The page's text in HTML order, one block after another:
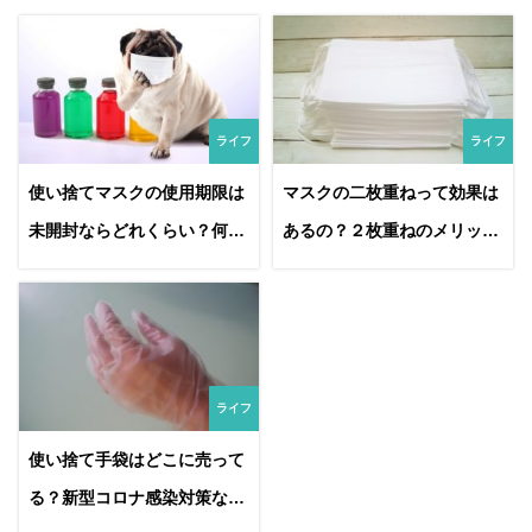
ライフ
使い捨てマスクの使用期限は
未開封ならどれくらい？何日
ライフ
マスクの二枚重ねって効果は
あるの？２枚重ねのメリッ
ライフ
使い捨て手袋はどこに売って
る？新型コロナ感染対策なら